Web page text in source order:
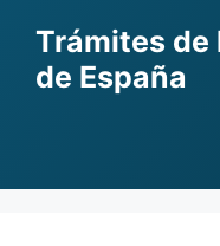
content
Trámites de
de España